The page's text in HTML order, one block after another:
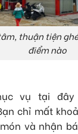
thuận tiện
điểm nào
vụ tại đây
chỉ mất
và nhận